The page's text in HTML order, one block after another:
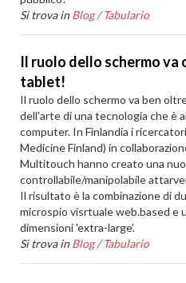
Si trova in Blog /Tabulario
Il ruolo dello schermo va
tablet!
Il ruolo dello schermo va ben
dell'arte di una tecnologia che è
computer. In Finlandia i
Medicine Finland) in
Multitouch hanno creato una
controllabile/manipolabile
Il risultato è la combinazione di
microspio visrtuale web.based e
dimensioni 'extra-large'.
Si trova in Blog /Tabulario